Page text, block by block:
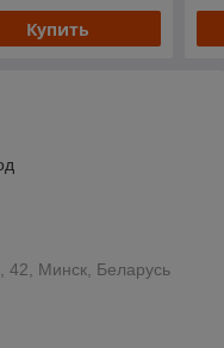
Купить
42, Минск, Беларусь